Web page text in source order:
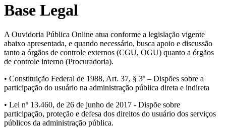
Base Legal
A Ouvidoria Pública Online atua conforme a legislação vigente
abaixo apresentada, e quando necessário, busca apoio e discussão
tanto a órgãos de controle externos (CGU, OGU) quanto a órgãos
de controle interno (Procuradoria).
• Constituição Federal de 1988, Art. 37, § 3º – Dispões sobre a
participação do usuário na administração pública direta e indireta
• Lei nº 13.460, de 26 de junho de 2017 - Dispõe sobre
participação, proteção e defesa dos direitos do usuário dos serviços
públicos da administração pública.